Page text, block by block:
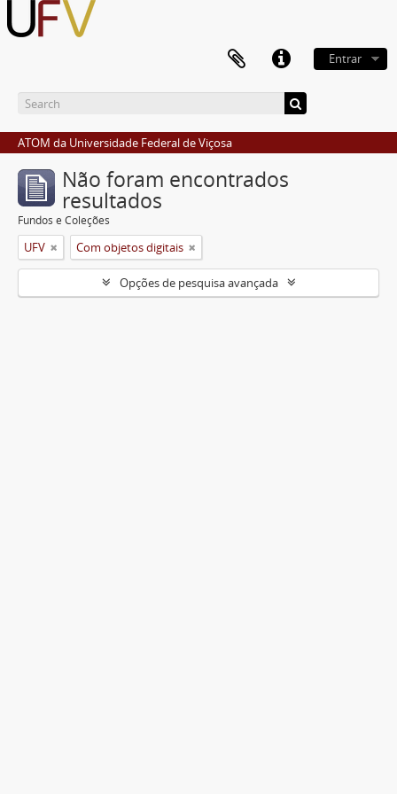
Entrar
ATOM da Universidade Federal de Viçosa
Não foram encontrados
resultados
Fundos e Coleções
UFV Com objetos digitais
Opções de pesquisa avançada